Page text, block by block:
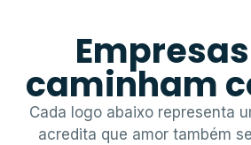
caminham
Cada logo abaixo representa
acredita que amor também